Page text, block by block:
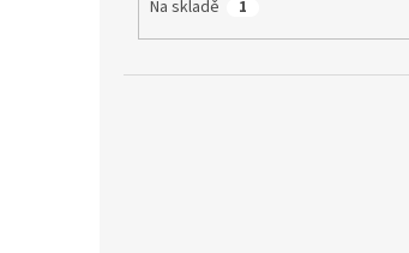
Na skladě 1